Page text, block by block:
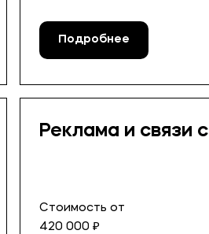
Подробнее
Реклама и связи
Стоимость от
420 000 ₽